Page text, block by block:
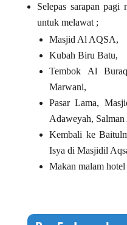
Selepas sarapan pagi
untuk melawat ;
Masjid Al AQSA,
Kubah Biru Batu,
Tembok Al
Marwani,
Pasar Lama,
Adaweyah,
Kembali ke
Isya di Masjidil
Makan malam